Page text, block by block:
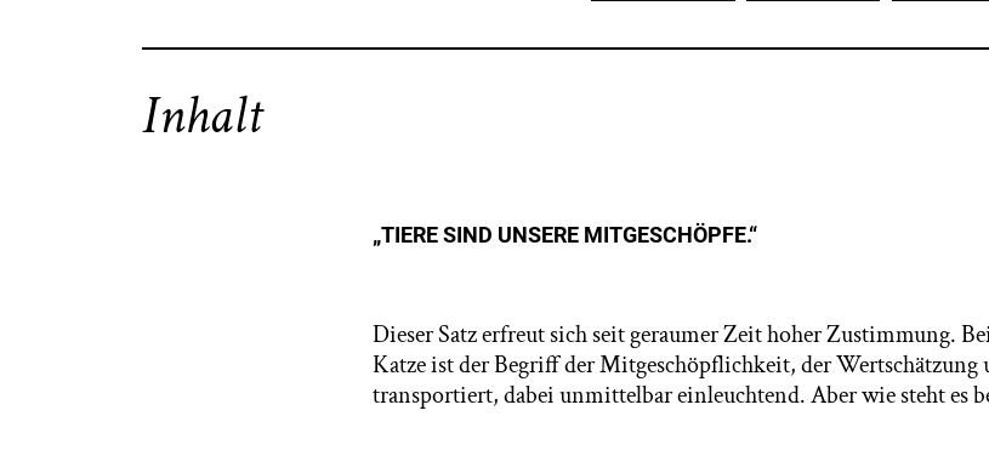
Inhalt
„TIERE SIND UNSERE MITGESCHÖPFE.“
Dieser Satz erfreut sich seit geraumer Zeit hoher Zustimmung.
Katze ist der Begriff der Mitgeschöpflichkeit, der
transportiert, dabei unmittelbar einleuchtend. Aber wie steht es